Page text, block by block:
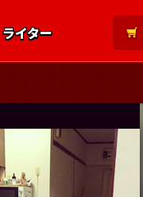
ライター